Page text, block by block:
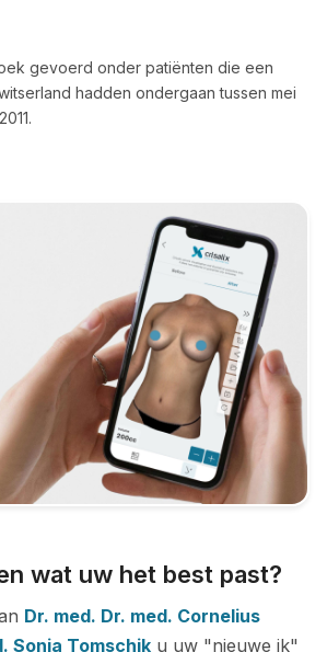
gevoerd onder patiënten die een
hadden ondergaan tussen mei
wat uw het best past?
Dr. med. Dr. med. Cornelius
Sonja Tomschik u uw "nieuwe ik"